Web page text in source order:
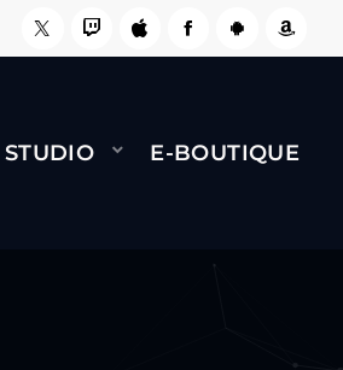
NAMI BERNARD MINET - FLY
STUDIO E-BOUTIQUE